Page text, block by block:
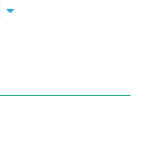
通行
算及辦理。